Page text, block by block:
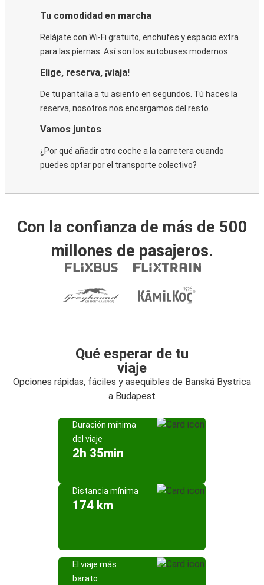
Tu comodidad en marcha
Relájate con Wi-Fi gratuito, enchufes y espacio extra
para las piernas. Así son los autobuses modernos.
Elige, reserva, ¡viaja!
De tu pantalla a tu asiento en segundos. Tú haces la
reserva, nosotros nos encargamos del resto.
Vamos juntos
¿Por qué añadir otro coche a la carretera cuando
puedes optar por el transporte colectivo?
Con la confianza de más de 500
millones de pasajeros.
Qué esperar de tu
viaje
Opciones rápidas, fáciles y asequibles de Banská Bystrica
a Budapest
Duración mínima
del viaje
2h 35min
Distancia mínima
174 km
El viaje más
barato